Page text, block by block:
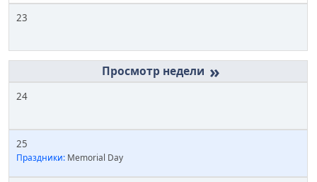
23
»
24
25
Праздники: Memorial Day